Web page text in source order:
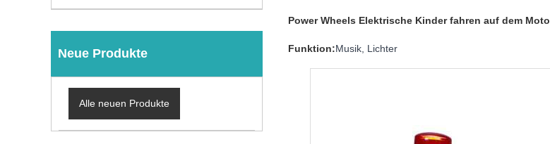
Neue Produkte
Alle neuen Produkte
Power Wheels Elektrische Kinder fahren auf dem
Funktion:Musik, Lichter